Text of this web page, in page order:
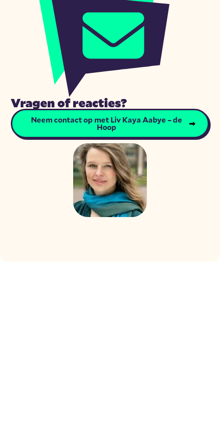
Vragen of reacties?
Neem contact op met Liv Kaya Aabye – de
Hoop